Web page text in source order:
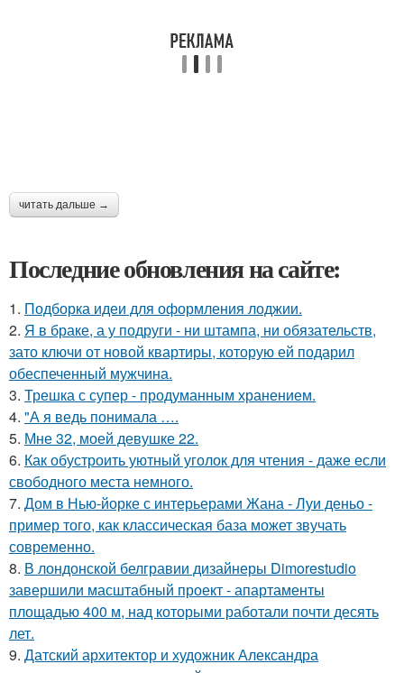
читать дальше →
Последние обновления на сайте:
1. Подборка идеи для оформления лоджии.
2. Я в браке, а у подруги - ни штампа, ни обязательств,
зато ключи от новой квартиры, которую ей подарил
обеспеченный мужчина.
3. Трешка с супер - продуманным хранением.
4. "А я ведь понимала ….
5. Мне 32, моей девушке 22.
6. Как обустроить уютный уголок для чтения - даже если
свободного места немного.
7. Дом в Нью-йорке с интерьерами Жана - Луи деньо -
пример того, как классическая база может звучать
современно.
8. В лондонской белгравии дизайнеры Dimorestudio
завершили масштабный проект - апартаменты
площадью 400 м, над которыми работали почти десять
лет.
9. Датский архитектор и художник Александра